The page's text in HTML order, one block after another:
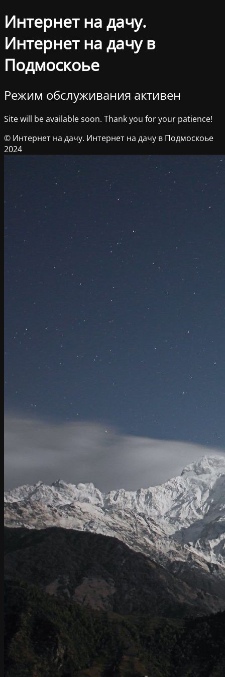
Интернет на дачу.
Интернет на дачу в
Подмоскоье
Режим обслуживания активен
Site will be available soon. Thank you for your patience!
© Интернет на дачу. Интернет на дачу в Подмоскоье
2024